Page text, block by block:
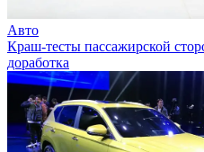
Авто
Краш-тесты пассажирской
доработка